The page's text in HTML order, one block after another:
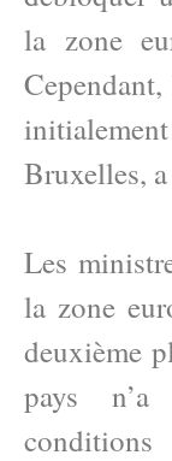
la zone
Bruxelles,
Les
la zone
deuxième
pays